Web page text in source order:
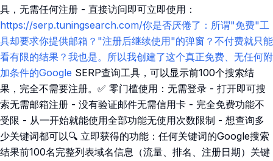
具，无需任何注册 - 直接访问即可立即使用：
https://serp.tuningsearch.com/你是否厌倦了：所谓"免费"工
具却要求你提供邮箱？"注册后继续使用"的弹窗？不付费就只能
看有限的结果？我也是。所以我创建了这个真正免费、无任何附
加条件的Google SERP查询工具，可以显示前100个搜索结
果，完全不需要注册。✅ 零门槛使用：无需登录 - 打开即可搜
索无需邮箱注册 - 没有验证邮件无需信用卡 - 完全免费功能不
受限 - 从一开始就能使用全部功能无使用次数限制 - 想查询多
少关键词都可以🔍 立即获得的功能：任何关键词的Google搜索
结果前100名完整列表域名信息（流量、排名、注册日期）关键